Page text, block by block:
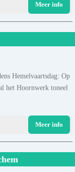
Meer info
Hemelvaartsdag: Op
het Hoornwerk toneel
Meer info